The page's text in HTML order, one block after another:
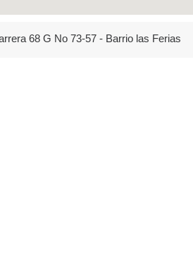
68 G No 73-57 - Barrio las Ferias